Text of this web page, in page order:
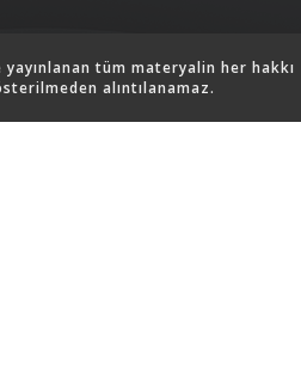
tüm materyalin her hakkı
alıntılanamaz.